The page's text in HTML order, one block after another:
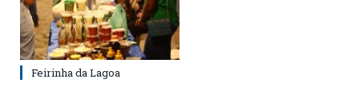
Feirinha da Lagoa